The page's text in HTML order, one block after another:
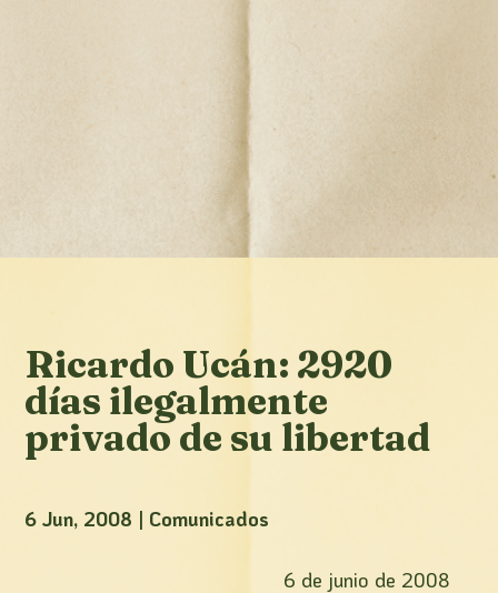
Ricardo Ucán: 2920
días ilegalmente
privado de su libertad
6 Jun, 2008 | Comunicados
6 de junio de 2008